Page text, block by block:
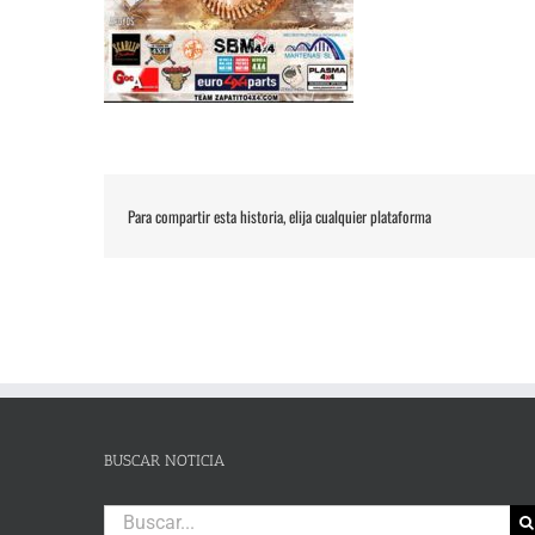
Para compartir esta historia, elija cualquier plataforma
BUSCAR NOTICIA
Buscar: